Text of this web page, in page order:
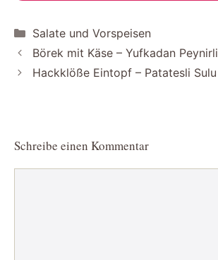
Kategorien
Salate und Vorspeisen
Börek mit Käse – Yufkadan
Hackklöße Eintopf – Patatesli
Schreibe einen Kommentar